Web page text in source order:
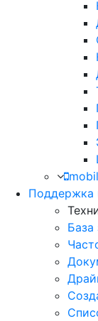
Поддержка
База